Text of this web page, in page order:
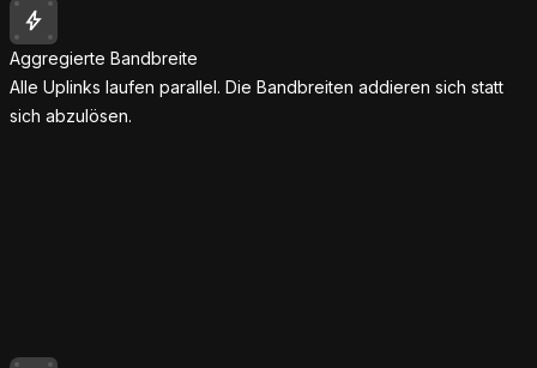
Aggregierte Bandbreite
Alle Uplinks laufen parallel. Die Bandbreiten addieren sich statt
sich abzulösen.